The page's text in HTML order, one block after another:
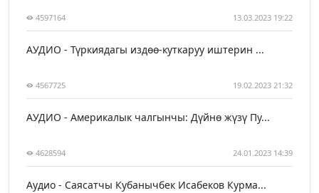
4597164 13.03.2023 19:22
АУДИО - Түркиядагы издөө-куткаруу иштерин ...
4567725 19.02.2023 21:32
АУДИО - Америкалык чалгынчы: Дүйнө жүзү Пу...
4628594 24.01.2023 14:39
Аудио - Саясатчы Кубанычбек Исабеков Курма...